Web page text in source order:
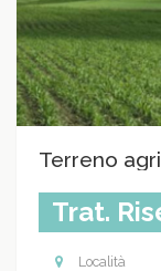
Terreno
Trat.
Località